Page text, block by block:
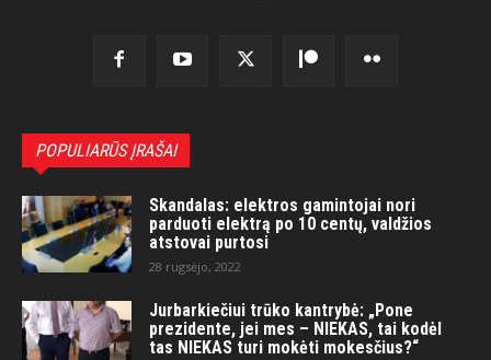
POPULIARŪS ĮRAŠAI
Skandalas: elektros gamintojai nori
parduoti elektrą po 10 centų, valdžios
atstovai purtosi
28 rugsėjo, 2022
Jurbarkiečiui trūko kantrybė: „Pone
prezidente, jei mes – NIEKAS, tai kodėl
tas NIEKAS turi mokėti mokesčius?“